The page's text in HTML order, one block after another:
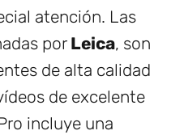
atención. Las
por Leica, son
de alta calidad
de excelente
incluye una